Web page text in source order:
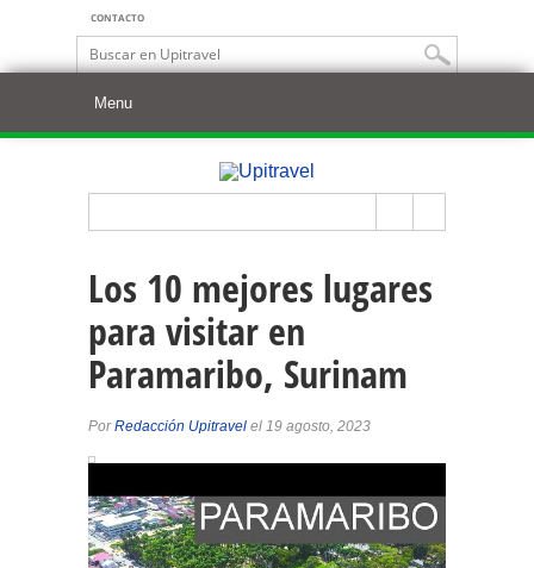
CONTACTO
Los 10 mejores lugares
para visitar en
Paramaribo, Surinam
PorRedacción Upitravel el 19 agosto, 2023